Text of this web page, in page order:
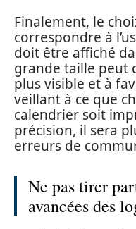
Finalement, le
correspondre à
doit être affiché
grande taille peut
plus visible et à
veillant à ce que
calendrier soit
précision, il sera
erreurs de
Ne pas tirer
avancées des